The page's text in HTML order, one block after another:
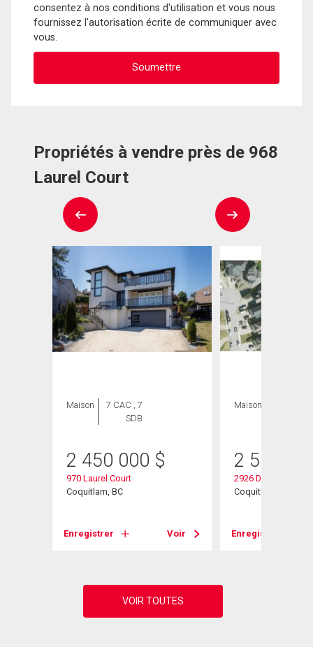
consentez à nos conditions d'utilisation et vous nous
fournissez l'autorisation écrite de communiquer avec
vous.
Propriétés à vendre près de 968
Laurel Court
Maison
7 CAC , 7
SDB
2 450 000 $
970 Laurel Court
Coquitlam, BC
Enregistrer Voir
Maison
2 500
2926 Dewdney
Coquitlam, BC
Enregistrer